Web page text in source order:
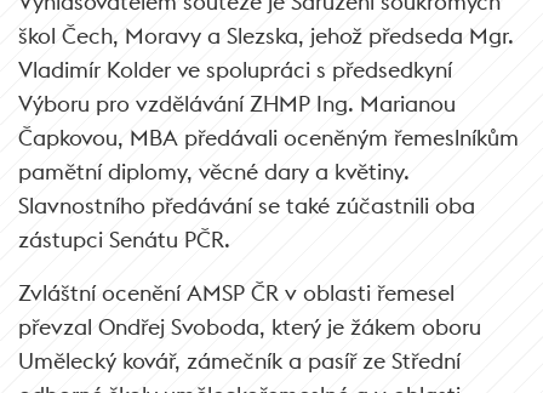
škol Čech, Moravy a Slezska, jehož předseda Mgr.
Vladimír Kolder ve spolupráci s předsedkyní
Výboru pro vzdělávání ZHMP Ing. Marianou
Čapkovou, MBA předávali oceněným řemeslníkům
pamětní diplomy, věcné dary a květiny.
Slavnostního předávání se také zúčastnili oba
zástupci Senátu PČR.
Zvláštní ocenění AMSP ČR v oblasti řemesel
převzal Ondřej Svoboda, který je žákem oboru
Umělecký kovář, zámečník a pasíř ze Střední